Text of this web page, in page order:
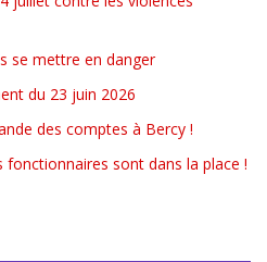
se mettre en danger
du 23 juin 2026
des comptes à Bercy !
fonctionnaires sont dans la place !